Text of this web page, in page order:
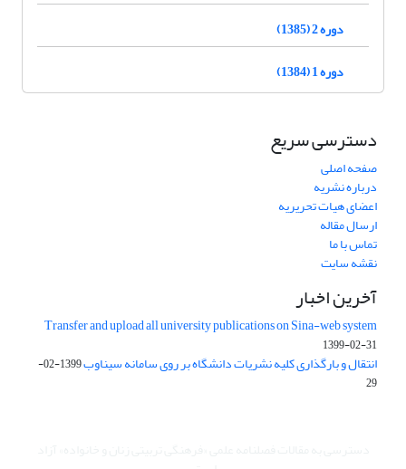
دوره 2 (1385)
دوره 1 (1384)
دسترسی سریع
صفحه اصلی
درباره نشریه
اعضای هیات تحریریه
ارسال مقاله
تماس با ما
نقشه سایت
آخرین اخبار
Transfer and upload all university publications on Sina-web system
1399-02-31
انتقال و بارگذاری کلیه نشریات دانشگاه بر روی سامانه سیناوب
1399-02-
29